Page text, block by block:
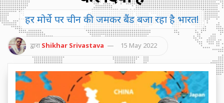
हर मोर्चे पर चीन की जमकर बैंड बजा रहा है भारत!
द्वारा Shikhar Srivastava 15 May 2022